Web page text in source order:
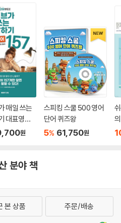
매일 쓰는
대표영단
원
스피킹 스쿨 500 영어
단어 퀴즈왕
5% 61,750원
분야 책
본 상품 주문/배송